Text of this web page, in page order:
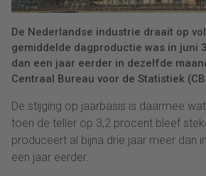
De Nederlandse industrie draait op
gemiddelde dagproductie was in juni
dan een jaar eerder in dezelfde
Centraal Bureau voor de Statistiek
De stijging op jaarbasis is daarmee
toen de teller op 3,2 procent bleef
produceert al bijna drie jaar meer dan
een jaar eerder.